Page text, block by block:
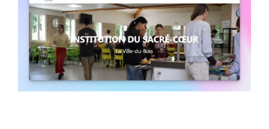
Institution du Sacré-Coeur